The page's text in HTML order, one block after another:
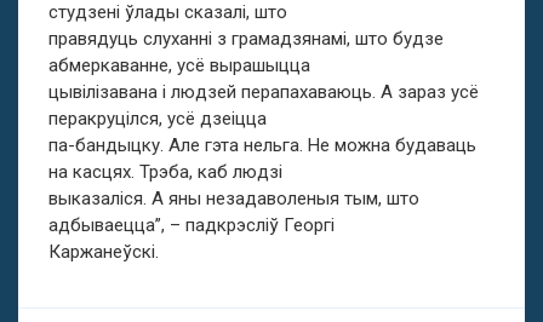
студзені ўлады сказалі, што
правядуць слуханні з грамадзянамі, што будзе
абмеркаванне, усё вырашыцца
цывілізавана і людзей перапахаваюць. А зараз усё
перакруцілся, усё дзеіцца
па-бандыцку. Але гэта нельга. Не можна будаваць
на касцях. Трэба, каб людзі
выказаліся. А яны незадаволеныя тым, што
адбываецца”, – падкрэсліў Георгі
Каржанеўскі.